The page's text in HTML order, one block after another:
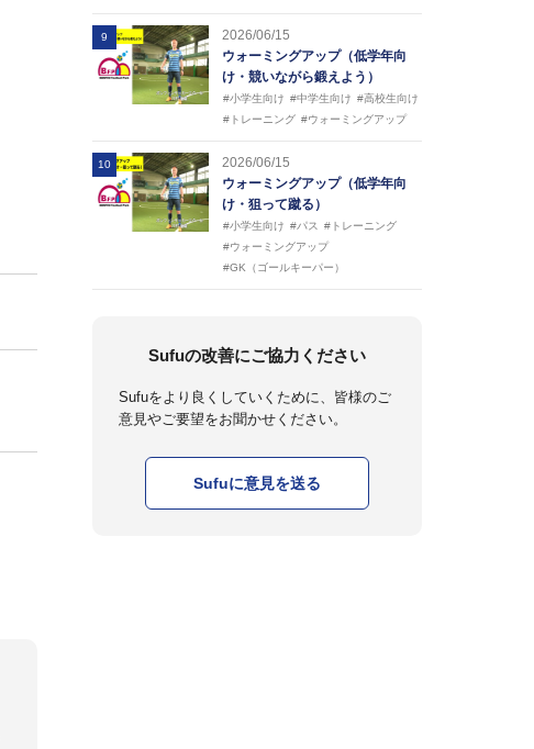
9
2026/06/15
ウォーミングアップ（低学年向
け・競いながら鍛えよう）
#小学生向け #中学生向け #高校生向け
#トレーニング #ウォーミングアップ
10
2026/06/15
ウォーミングアップ（低学年向
け・狙って蹴る）
#小学生向け #パス
#トレーニング
#ウォーミングアップ
#GK（ゴールキーパー）
Sufuの改善にご協力ください
Sufuをより良くしていくために、皆様のご
意見やご要望をお聞かせください。
Sufuに意見を送る